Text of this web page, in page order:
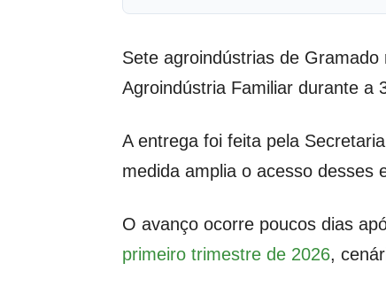
Sete agroindústrias de
Agroindústria Familiar durante a
A entrega foi feita pela
medida amplia o acesso desses
O avanço ocorre poucos dias
primeiro trimestre de 2026,